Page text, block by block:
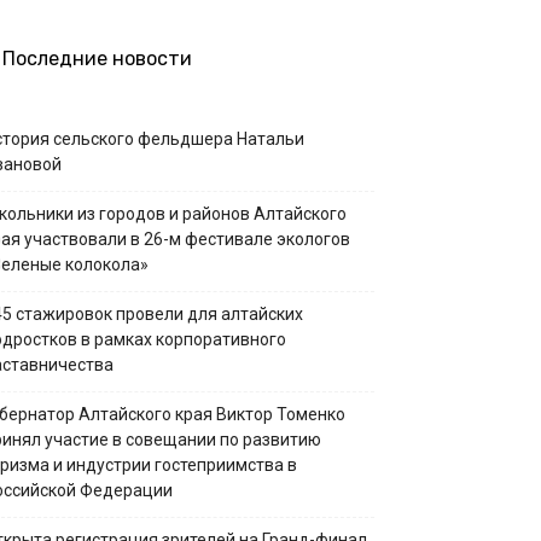
Последние новости
сельского фельдшера Натальи
из городов и районов Алтайского
участвовали в 26-м фестивале экологов
колокола»
стажировок провели для алтайских
в рамках корпоративного
Алтайского края Виктор Томенко
участие в совещании по развитию
и индустрии гостеприимства в
Федерации